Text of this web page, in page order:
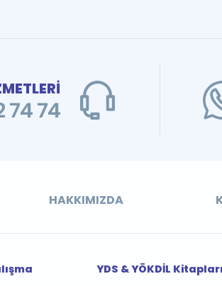
74
HAKKIMIZDA
YDS & YÖKDİL Kitapları